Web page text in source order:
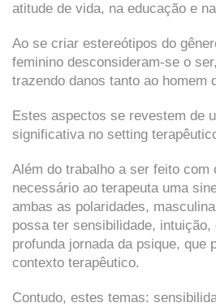
atitude de vida, na educação e
Ao se criar estereótipos do
feminino desconsideram-se o
trazendo danos tanto ao homem
Estes aspectos se revestem de
significativa no setting
Além do trabalho a ser feito com
necessário ao terapeuta uma
ambas as polaridades,
possa ter sensibilidade,
profunda jornada da psique, que
contexto terapêutico.
Contudo, estes temas: